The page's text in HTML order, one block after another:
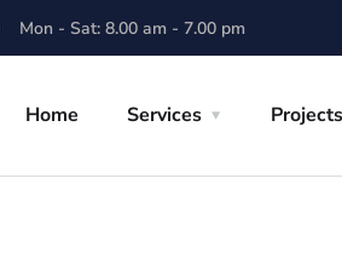
Mon - Sat: 8.00 am - 7.00 pm
Home Services Projects